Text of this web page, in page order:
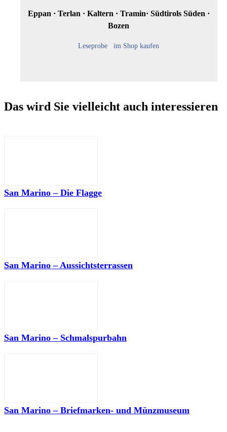
Eppan · Terlan · Kaltern · Tramin· Südtirols Süden ·
Bozen
Leseprobe im Shop kaufen
Das wird Sie vielleicht auch interessieren
San Marino – Die Flagge
San Marino – Aussichtsterrassen
San Marino – Schmalspurbahn
San Marino – Briefmarken- und Münzmuseum